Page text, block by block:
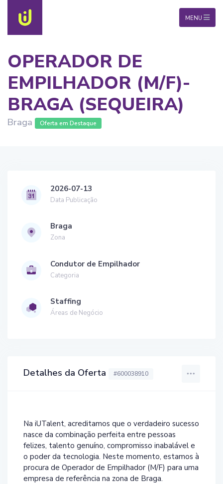
MENU
OPERADOR DE
EMPILHADOR (M/F)-
BRAGA (SEQUEIRA)
Braga Oferta em Destaque
2026-07-13
Data Publicação
Braga
Zona
Condutor de Empilhador
Categoria
Staffing
Áreas de Negócio
Detalhes da Oferta #600038910
Na iUTalent, acreditamos que o verdadeiro sucesso
nasce da combinação perfeita entre pessoas
felizes, talento genuíno, compromisso inabalável e
o poder da tecnologia. Neste momento, estamos à
procura de Operador de Empilhador (M/F) para uma
empresa de referência na zona de Braga.